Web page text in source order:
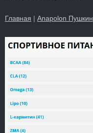
Главная | Anapolon Пушкин